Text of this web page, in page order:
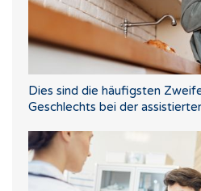
Dies sind die häufigsten
Geschlechts bei der